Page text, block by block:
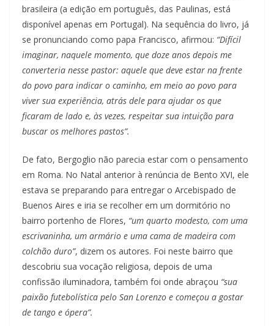
brasileira (a edição em português, das Paulinas, está
disponível apenas em Portugal). Na sequência do livro, já
se pronunciando como papa Francisco, afirmou: “Difícil
imaginar, naquele momento, que doze anos depois me
converteria nesse pastor: aquele que deve estar na frente
do povo para indicar o caminho, em meio ao povo para
viver sua experiência, atrás dele para ajudar os que
ficaram de lado e, às vezes, respeitar sua intuição para
buscar os melhores pastos”.
De fato, Bergoglio não parecia estar com o pensamento
em Roma. No Natal anterior à renúncia de Bento XVI, ele
estava se preparando para entregar o Arcebispado de
Buenos Aires e iria se recolher em um dormitório no
bairro portenho de Flores, “um quarto modesto, com uma
escrivaninha, um armário e uma cama de madeira com
colchão duro”, dizem os autores. Foi neste bairro que
descobriu sua vocação religiosa, depois de uma
confissão iluminadora, também foi onde abraçou “sua
paixão futebolística pelo San Lorenzo e começou a gostar
de tango e ópera”.